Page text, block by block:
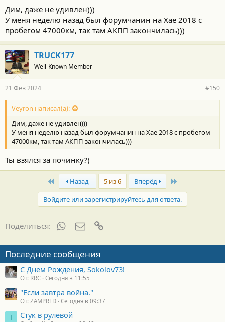
Дим, даже не удивлен)))
У меня неделю назад был форумчанин на Хае 2018 с
пробегом 47000км, так там АКПП закончилась)))
TRUCK177
Well-Known Member
21 Фев 2024 #150
Veyron написал(а):
Дим, даже не удивлен)))
У меня неделю назад был форумчанин на Хае 2018 с пробегом
47000км, так там АКПП закончилась)))
Ты взялся за починку?)
First Назад 5 из 6 Вперёд
Войдите или зарегистрируйтесь для ответа.
Поделиться: WhatsAppЭлектронная почта
Последние сообщения
С Днем Рождения, Sokolov73!
От: RRC Сегодня в 11:55
"Если завтра война."
От: ZAMPRED Сегодня в 09:37
I Стук в рулевой